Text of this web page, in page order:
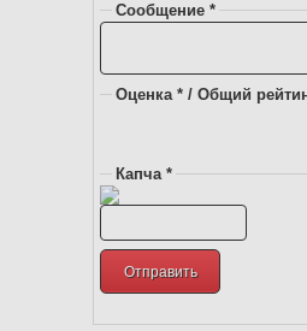
Сообщение *
Оценка * / Общий
Капча *